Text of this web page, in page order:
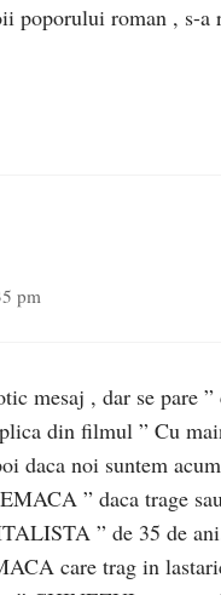
poporului roman , s-
pm
mesaj , dar se pare
din filmul ” Cu
daca noi suntem
” daca trage
” de 35 de
care trag in